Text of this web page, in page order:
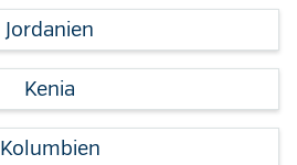
Jordanien
Kenia
Kolumbien